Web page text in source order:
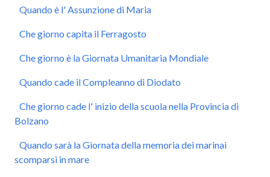
Quando è l' Assunzione di Maria
Che giorno capita il Ferragosto
Che giorno è la Giornata Umanitaria Mondiale
Quando cade il Compleanno di Diodato
Che giorno cade l' inizio della scuola nella Provincia di
Bolzano
Quando sarà la Giornata della memoria dei marinai
scomparsi in mare